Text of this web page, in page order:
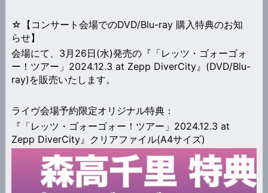
☆【コンサート会場でのDVD/Blu-ray 購入特典のお知
らせ】
会場にて、3月26日(水)発売の『「レッツ・ゴォーゴォ
ー！ツアー」2024.12.3 at Zepp DiverCity』(DVD/Blu-
ray)を販売いたします。
ライヴ会場予約限定オリジナル特典：
『「レッツ・ゴォーゴォー！ツアー」2024.12.3 at
Zepp DiverCity』クリアファイル(A4サイズ)